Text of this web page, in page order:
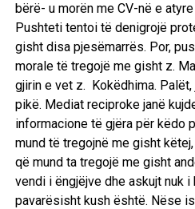
bërë- u morën me CV-në e
Pushteti tentoi të denigrojë
gisht disa pjesëmarrës. Por,
morale të tregojë me gisht z.
gjirin e vet z. Kokëdhima.
pikë. Mediat reciproke janë
informacione të gjëra për këdo
mund të tregojnë me gisht
që mund ta tregojë me gisht
vendi i ëngjëjve dhe askujt nuk
pavarësisht kush është. Nëse